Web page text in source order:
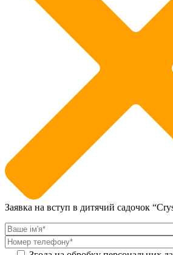
Заявка на вступ в дитячий садочок